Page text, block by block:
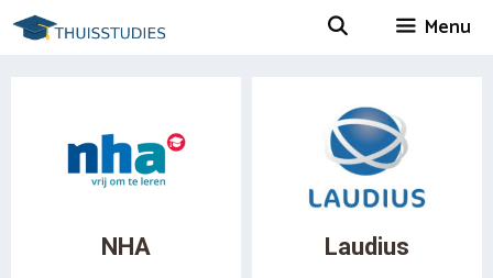
Spring
naar
Menu
NHA Laudius